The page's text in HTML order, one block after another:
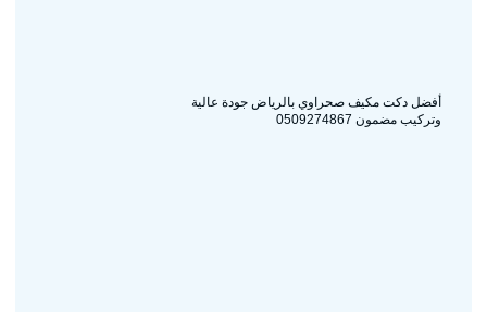
أفضل دكت مكيف صحراوي بالرياض جودة عالية
وتركيب مضمون 0509274867